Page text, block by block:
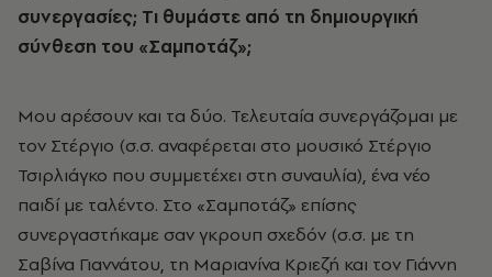
συνεργασίες; Tι θυμάστε από τη δημιουργική
σύνθεση του «Σαμποτάζ»;
Μου αρέσουν και τα δύο. Τελευταία συνεργάζομαι με
τον Στέργιο (σ.σ. αναφέρεται στο μουσικό Στέργιο
Τσιρλιάγκο που συμμετέχει στη συναυλία), ένα νέο
παιδί με ταλέντο. Στο «Σαμποτάζ» επίσης
συνεργαστήκαμε σαν γκρουπ σχεδόν (σ.σ. με τη
Σαβίνα Γιαννάτου, τη Μαριανίνα Κριεζή και τον Γιάννη